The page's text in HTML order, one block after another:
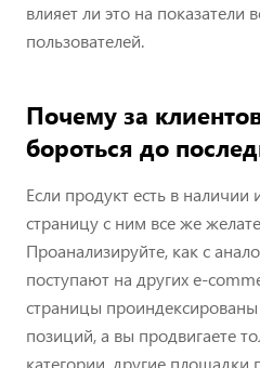
влияет ли это на показатели
пользователей.
Почему за
бороться до
Если продукт есть в
страницу с ним все же
Проанализируйте, как с
поступают на других e-
страницы
позиций, а вы продвигаете
категории, другие площадки